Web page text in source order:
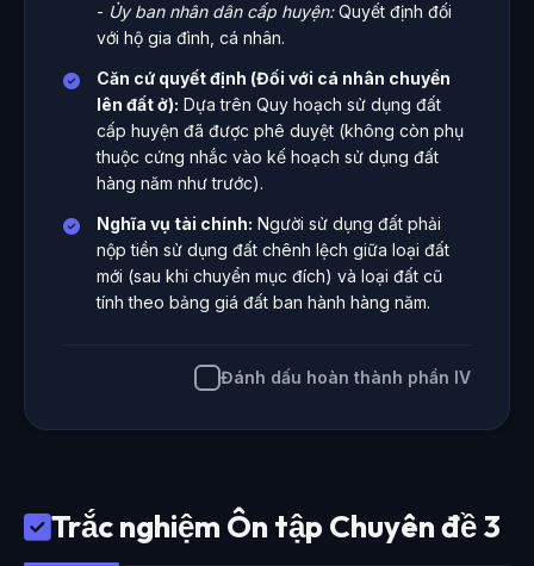
- Ủy ban nhân dân cấp huyện:Quyết định đối
với hộ gia đình, cá nhân.
Căn cứ quyết định (Đối với cá nhân chuyển
lên đất ở): Dựa trên Quy hoạch sử dụng đất
cấp huyện đã được phê duyệt (không còn phụ
thuộc cứng nhắc vào kế hoạch sử dụng đất
hàng năm như trước).
Nghĩa vụ tài chính: Người sử dụng đất phải
nộp tiền sử dụng đất chênh lệch giữa loại đất
mới (sau khi chuyển mục đích) và loại đất cũ
tính theo bảng giá đất ban hành hàng năm.
Đánh dấu hoàn thành phần IV
Trắc nghiệm Ôn tập Chuyên đề 3